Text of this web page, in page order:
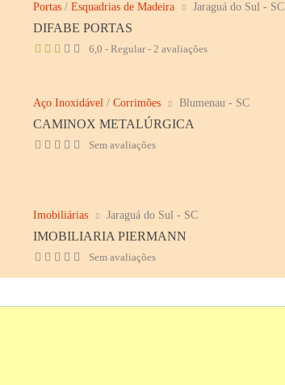
Portas /Esquadrias de Madeira Jaraguá do Sul - SC
DIFABE PORTAS
6,0 - Regular - 2 avaliações
Aço Inoxidável /Corrimões Blumenau - SC
CAMINOX METALÚRGICA
Sem avaliações
Imobiliárias Jaraguá do Sul - SC
IMOBILIARIA PIERMANN
Sem avaliações